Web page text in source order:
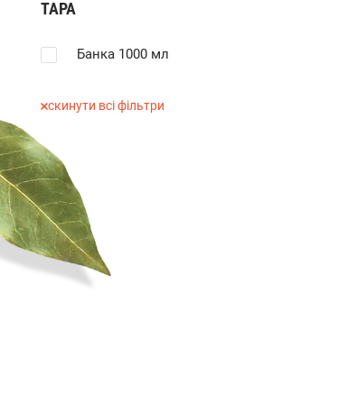
ТАРА
Банка 1000 мл
скинути всі фільтри